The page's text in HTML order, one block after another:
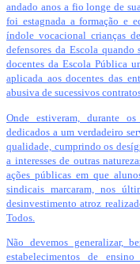
andado anos a fio longe de
foi estagnada a formação e
índole vocacional crianças
defensores da Escola
docentes da Escola Pública
aplicada aos docentes das
abusiva de sucessivos
Onde estiveram, durante
dedicados a um verdadeiro
qualidade, cumprindo os
a interesses de outras
ações públicas em que
sindicais marcaram, nos
desinvestimento atroz
Todos.
Não devemos generalizar,
estabelecimentos de